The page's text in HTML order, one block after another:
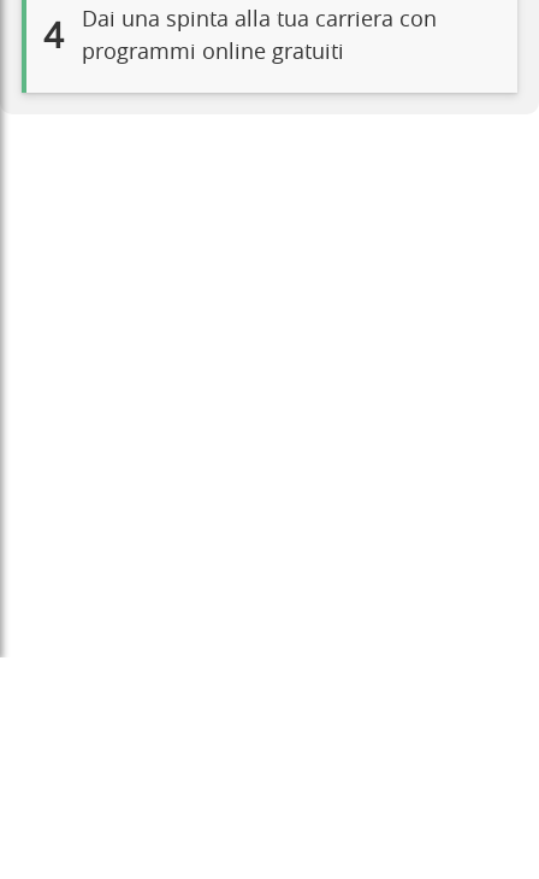
4
Dai una spinta alla tua carriera con
programmi online gratuiti